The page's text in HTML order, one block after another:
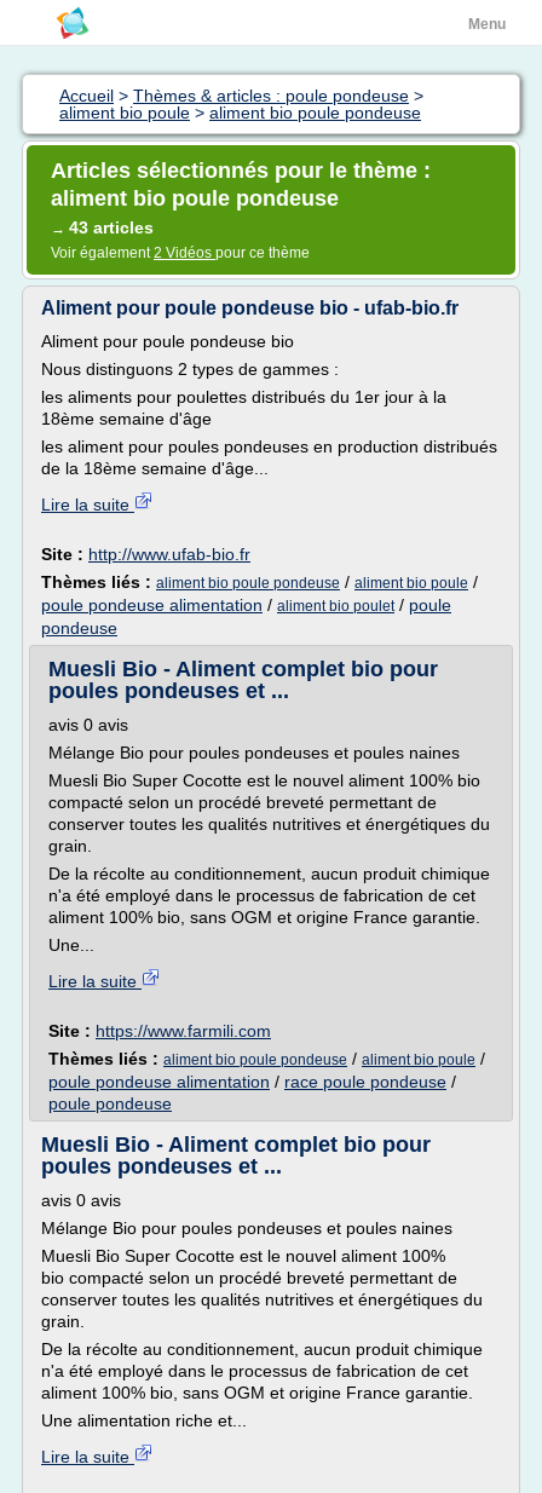
Menu
Accueil > Thèmes & articles : poule pondeuse >
aliment bio poule > aliment bio poule pondeuse
Articles sélectionnés pour le thème :
aliment bio poule pondeuse
→ 43 articles
Voir également2 Vidéos pour ce thème
Aliment pour poule pondeuse bio - ufab-bio.fr
Aliment pour poule pondeuse bio
Nous distinguons 2 types de gammes :
les aliments pour poulettes distribués du 1er jour à la
18ème semaine d'âge
les aliment pour poules pondeuses en production distribués
de la 18ème semaine d'âge...
Lire la suite
Site : http://www.ufab-bio.fr
Thèmes liés : aliment bio poule pondeuse / aliment bio poule /
poule pondeuse alimentation / aliment bio poulet/ poule
pondeuse
Muesli Bio - Aliment complet bio pour
poules pondeuses et ...
avis 0 avis
Mélange Bio pour poules pondeuses et poules naines
Muesli Bio Super Cocotte est le nouvel aliment 100% bio
compacté selon un procédé breveté permettant de
conserver toutes les qualités nutritives et énergétiques du
grain.
De la récolte au conditionnement, aucun produit chimique
n'a été employé dans le processus de fabrication de cet
aliment 100% bio, sans OGM et origine France garantie.
Une...
Lire la suite
Site : https://www.farmili.com
Thèmes liés : aliment bio poule pondeuse / aliment bio poule /
poule pondeuse alimentation / race poule pondeuse /
poule pondeuse
Muesli Bio - Aliment complet bio pour
poules pondeuses et ...
avis 0 avis
Mélange Bio pour poules pondeuses et poules naines
Muesli Bio Super Cocotte est le nouvel aliment 100%
bio compacté selon un procédé breveté permettant de
conserver toutes les qualités nutritives et énergétiques du
grain.
De la récolte au conditionnement, aucun produit chimique
n'a été employé dans le processus de fabrication de cet
aliment 100% bio, sans OGM et origine France garantie.
Une alimentation riche et...
Lire la suite